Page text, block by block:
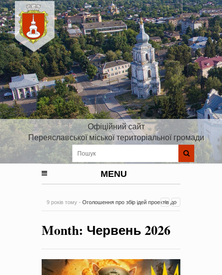
Офіційний сайт
Переяславської міської територіальної громади
MENU
9 років тому - Оголошення про збір ідей проектів до
на період 2018 – 2020 роки Оголошення про збір ідей
проектів-0 Коментарів
Month: Червень 2026